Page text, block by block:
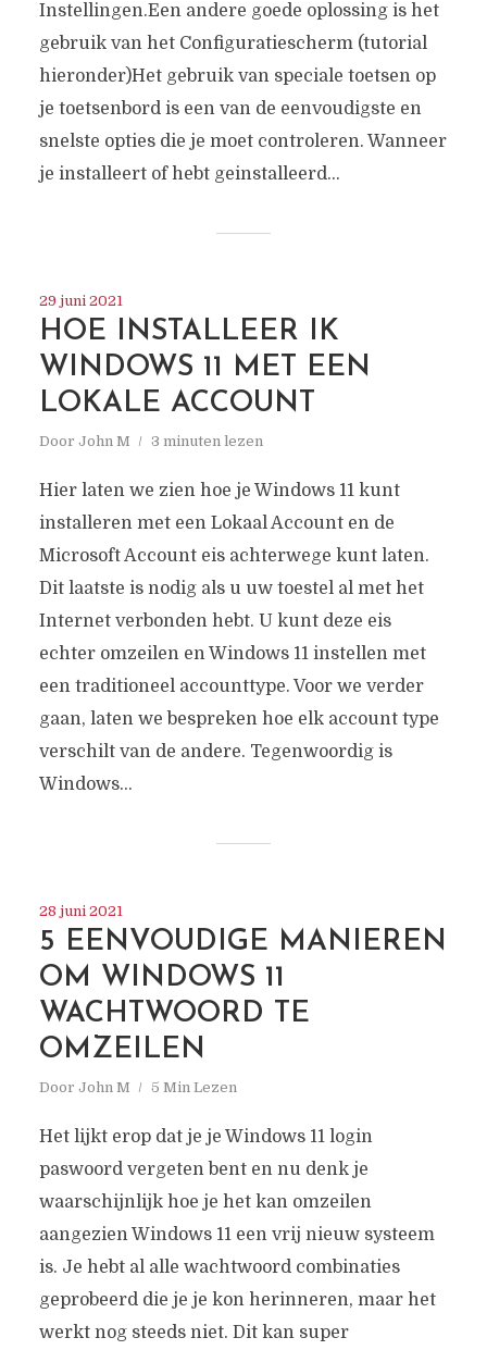
REMEDIES VOOR
WACHTWOORDEN
Deze website geeft richtlijnen voor
Instellingen.Een andere goede oplossing is het
gebruik van het Configuratiescherm (tutorial
hieronder)Het gebruik van speciale toetsen op
je toetsenbord is een van de eenvoudigste en
snelste opties die je moet controleren. Wanneer
je installeert of hebt geinstalleerd...
29 juni 2021
HOE INSTALLEER IK
WINDOWS 11 MET EEN
LOKALE ACCOUNT
Door John M 3 minuten lezen
Hier laten we zien hoe je Windows 11 kunt
installeren met een Lokaal Account en de
Microsoft Account eis achterwege kunt laten.
Dit laatste is nodig als u uw toestel al met het
Internet verbonden hebt. U kunt deze eis
echter omzeilen en Windows 11 instellen met
een traditioneel accounttype. Voor we verder
gaan, laten we bespreken hoe elk account type
verschilt van de andere. Tegenwoordig is
Windows...
28 juni 2021
5 EENVOUDIGE MANIEREN
OM WINDOWS 11
WACHTWOORD TE
OMZEILEN
Door John M 5 Min Lezen
Het lijkt erop dat je je Windows 11 login
paswoord vergeten bent en nu denk je
waarschijnlijk hoe je het kan omzeilen
aangezien Windows 11 een vrij nieuw systeem
is. Je hebt al alle wachtwoord combinaties
geprobeerd die je je kon herinneren, maar het
werkt nog steeds niet. Dit kan super